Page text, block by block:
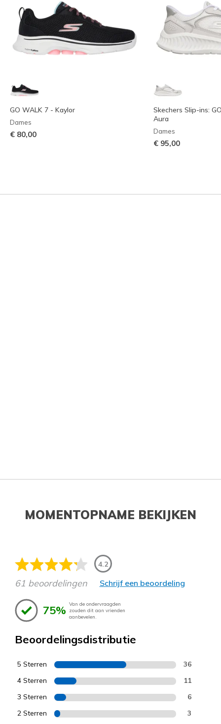
GO WALK 7 - Kaylor
Dames
€ 80,00
Skechers Slip-ins:
Aura
Dames
€ 95,00
MOMENTOPNAME BEKIJKEN
4.2
61 beoordelingen Schrijf een beoordeling
75% Van de ondervraagden
zouden dit aan vrienden
aanbevelen.
Beoordelingsdistributie
5 Sterren 36
4 Sterren 11
3 Sterren 6
2 Sterren 3